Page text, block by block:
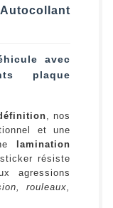
avec
plaque
, nos
et une
lamination
résiste
agressions
rouleaux,